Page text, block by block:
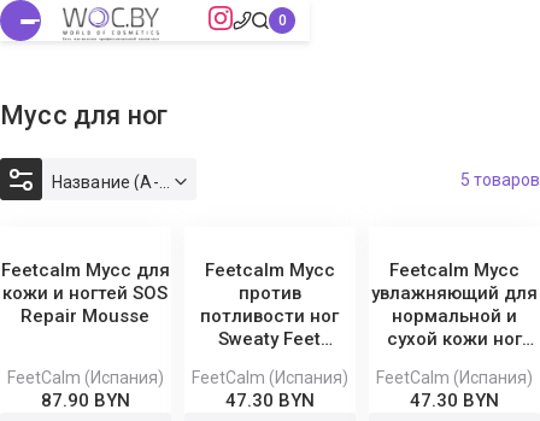
Мусс для ног
5 товаров
Feetcalm Мусс для
кожи и ногтей SOS
Repair Mousse
FeetCalm (Испания)
87.90 BYN
Feetcalm Мусс
против
потливости ног
Sweaty Feet
FeetCalm (Испания)
47.30 BYN
Feetcalm Мусс
увлажняющий для
нормальной и
сухой кожи ног
Mousse
FeetCalm (Испания)
47.30 BYN